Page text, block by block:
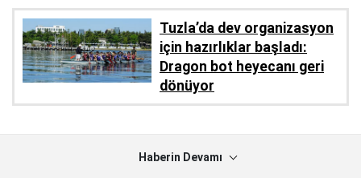
Tuzla’da dev organizasyon
için hazırlıklar başladı:
Dragon bot heyecanı geri
dönüyor
Haberin Devamı